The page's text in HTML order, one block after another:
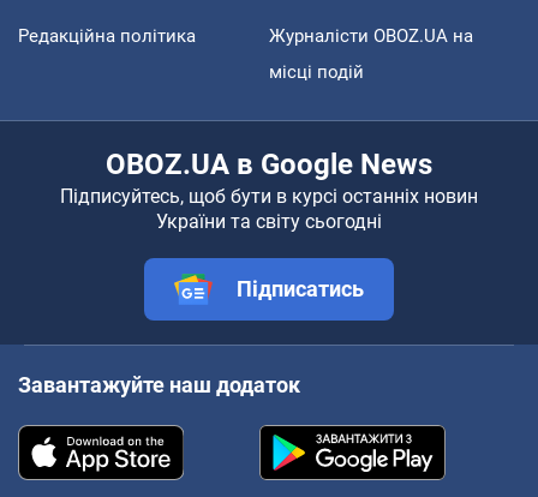
Редакційна політика
Журналісти OBOZ.UA на
місці подій
OBOZ.UA в Google News
Підписуйтесь, щоб бути в курсі останніх новин
України та світу сьогодні
Підписатись
Завантажуйте наш додаток